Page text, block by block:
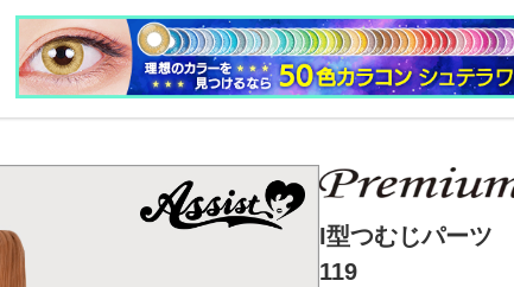
I型つむじパー
119